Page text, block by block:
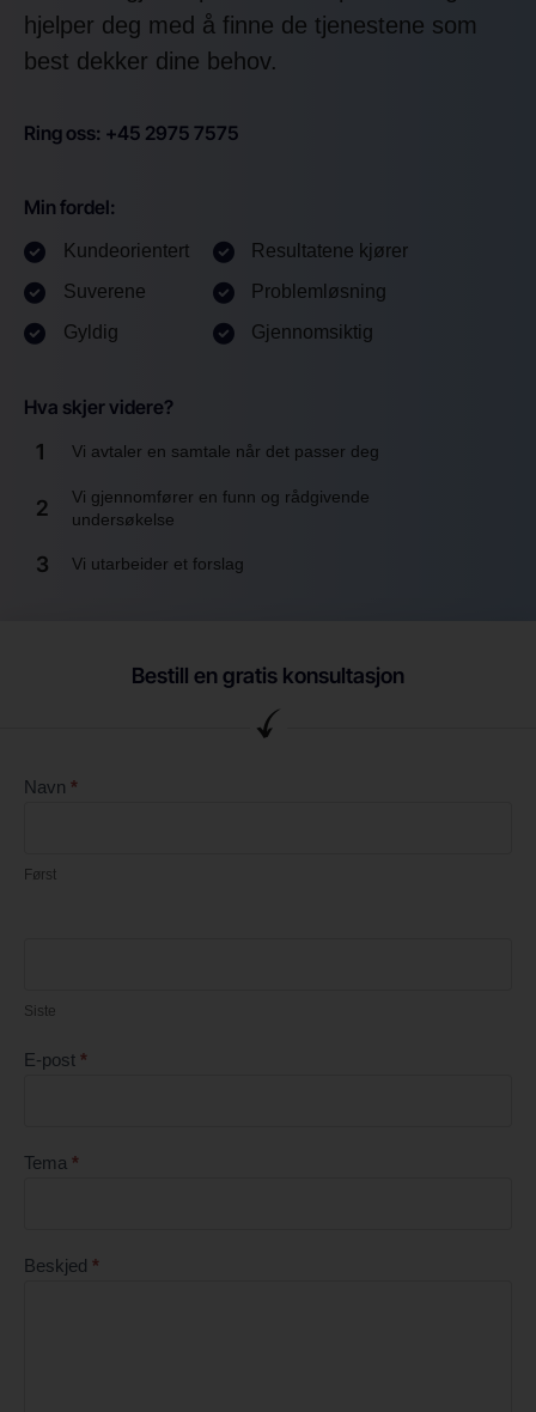
hjelper deg med å finne de tjenestene som
best dekker dine behov.
Ring oss: +45 2975 7575
Min fordel:
Kundeorientert
Suverene
Gyldig
Resultatene kjører
Problemløsning
Gjennomsiktig
Hva skjer videre?
1 Vi avtaler en samtale når det passer deg
2
Vi gjennomfører en funn og rådgivende
undersøkelse
3 Vi utarbeider et forslag
Bestill en gratis konsultasjon
Contact
Navn *
Først
Siste
E-post *
Tema *
Beskjed *